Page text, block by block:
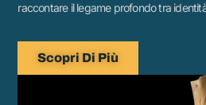
raccontare il legame profondo tra
Scopri Di Più